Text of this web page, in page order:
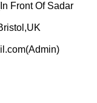
Front Of Sadar